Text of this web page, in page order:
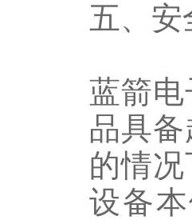
五、安
蓝箭
品具
的情
设备